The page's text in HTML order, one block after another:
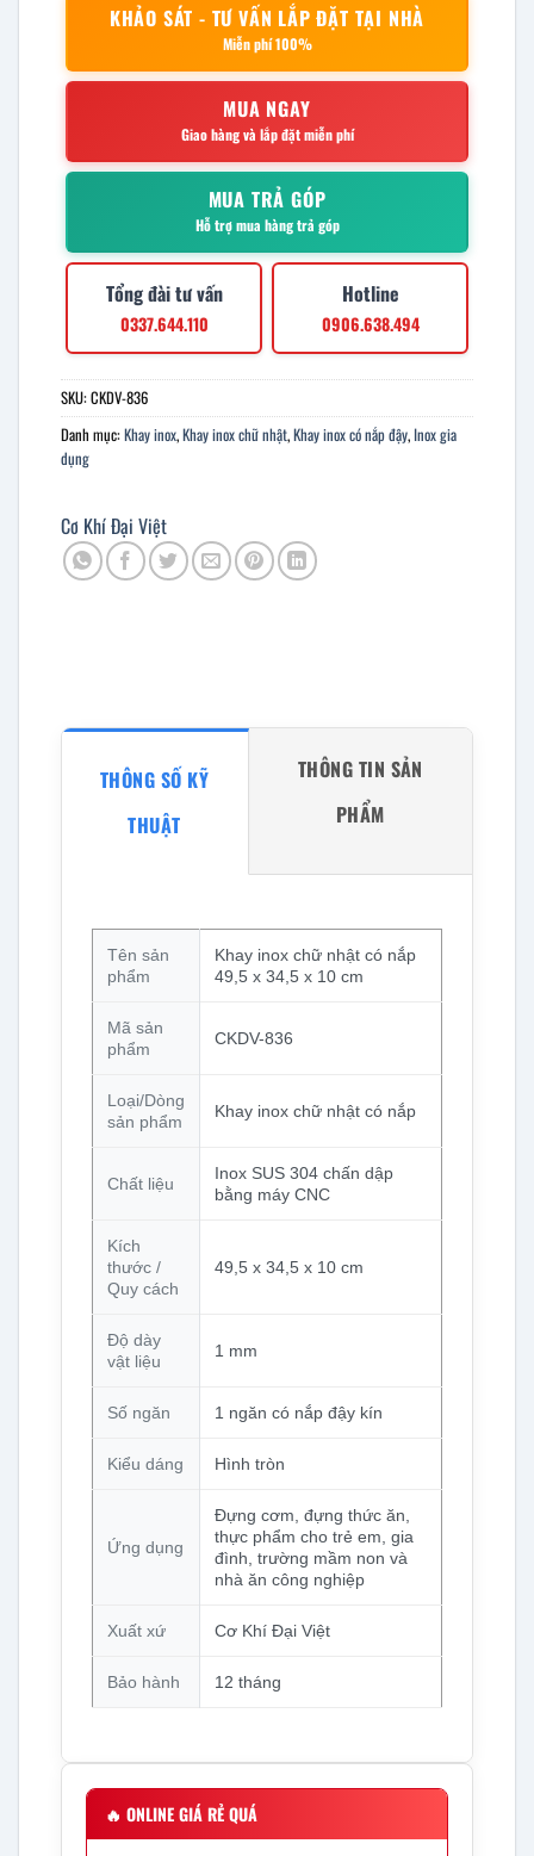
KHẢO SÁT - TƯ VẤN LẮP ĐẶT TẠI NHÀ
Miễn phí 100%
MUA NGAY
Giao hàng và lắp đặt miễn phí
MUA TRẢ GÓP
Hỗ trợ mua hàng trả góp
Tổng đài tư vấn
0337.644.110
Hotline
0906.638.494
SKU:CKDV-836
Danh mục:Khay inox,Khay inox chữ nhật,Khay inox có nắp đậy, Inox gia
dụng
Cơ Khí Đại Việt
THÔNG SỐ KỸ
THUẬT
THÔNG TIN SẢN
PHẨM
Tên sản
phẩm
Khay inox chữ nhật có nắp
49,5 x 34,5 x 10 cm
Mã sản
phẩm
CKDV-836
Loại/Dòng
sản phẩm
Khay inox chữ nhật có nắp
Chất liệu
Inox SUS 304 chấn dập
bằng máy CNC
Kích
thước /
Quy cách
49,5 x 34,5 x 10 cm
Độ dày
vật liệu
1 mm
Số ngăn 1 ngăn có nắp đậy kín
Kiểu dáng Hình tròn
Ứng dụng
Đựng cơm, đựng thức ăn,
thực phẩm cho trẻ em, gia
đình, trường mầm non và
nhà ăn công nghiệp
Xuất xứ Cơ Khí Đại Việt
Bảo hành 12 tháng
🔥 ONLINE GIÁ RẺ QUÁ